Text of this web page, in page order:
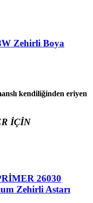
Zehirli Boya
kendiliğinden eriyen
İÇİN
26030
Zehirli Astarı